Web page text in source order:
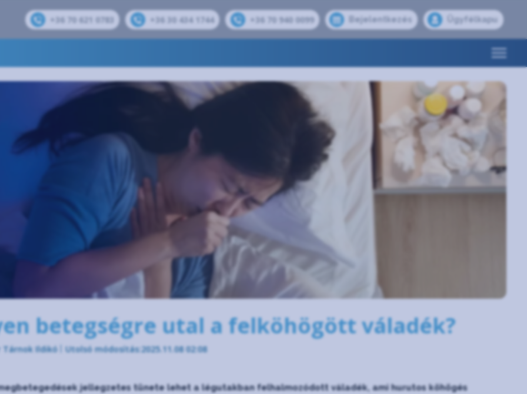
+36 70 621 0783 +36 30 434 1744 +36 70 940 0099 Bejelentkezés Ügyfélkapu
betegségre utal a felköhögött váladék?
Tárnok Ildikó Utolsó módosítás:2025.11.08 02:08
jellegzetes tünete lehet a légutakban felhalmozódott váladék, ami hurutos köhögés